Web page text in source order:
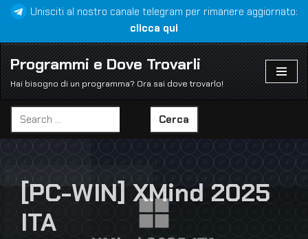
al
contenuto
Unisciti al nostro canale telegram per rimanere aggiornato:
clicca qui
Programmi e Dove Trovarli
Hai bisogno di un programma? Ora sai dove trovarlo!
Cerca
[PC-WIN] XMind 2025
ITA